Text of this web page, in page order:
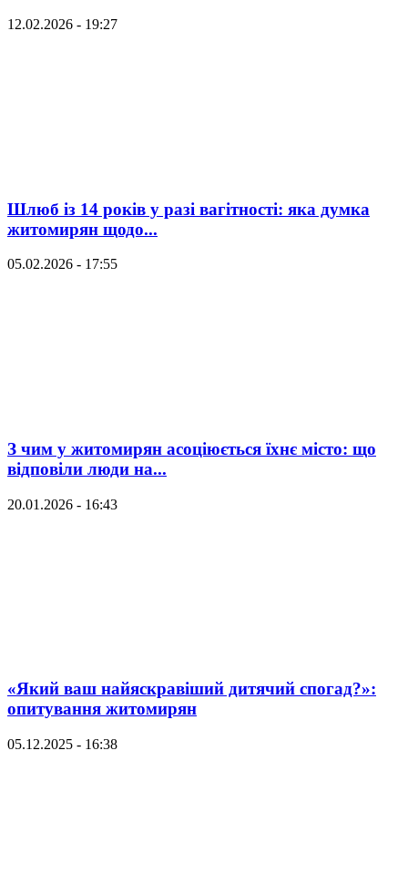
12.02.2026 - 19:27
Шлюб із 14 років у разі вагітності: яка думка
житомирян щодо...
05.02.2026 - 17:55
З чим у житомирян асоціюється їхнє місто: що
відповіли люди на...
20.01.2026 - 16:43
«Який ваш найяскравіший дитячий спогад?»:
опитування житомирян
05.12.2025 - 16:38